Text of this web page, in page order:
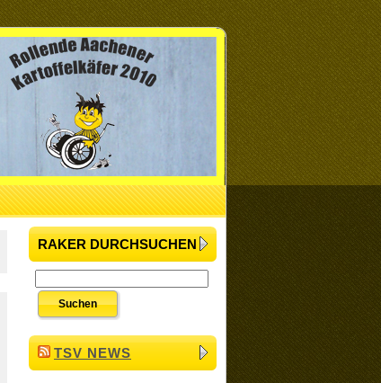
RAKER DURCHSUCHEN
TSV NEWS